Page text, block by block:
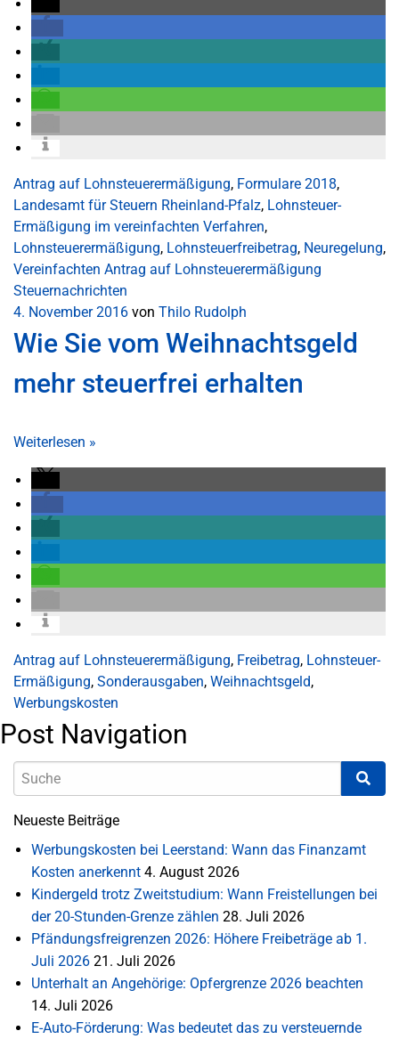
Antrag auf Lohnsteuerermäßigung, Formulare 2018,
Landesamt für Steuern Rheinland-Pfalz, Lohnsteuer-
Ermäßigung im vereinfachten Verfahren,
Lohnsteuerermäßigung, Lohnsteuerfreibetrag, Neuregelung,
Vereinfachten Antrag auf Lohnsteuerermäßigung
Steuernachrichten
4. November 2016 von Thilo Rudolph
Wie Sie vom Weihnachtsgeld
mehr steuerfrei erhalten
Weiterlesen »
Antrag auf Lohnsteuerermäßigung, Freibetrag, Lohnsteuer-
Ermäßigung, Sonderausgaben, Weihnachtsgeld,
Werbungskosten
Post Navigation
Neueste Beiträge
Werbungskosten bei Leerstand: Wann das Finanzamt
Kosten anerkennt 4. August 2026
Kindergeld trotz Zweitstudium: Wann Freistellungen bei
der 20-Stunden-Grenze zählen 28. Juli 2026
Pfändungsfreigrenzen 2026: Höhere Freibeträge ab 1.
Juli 2026 21. Juli 2026
Unterhalt an Angehörige: Opfergrenze 2026 beachten
14. Juli 2026
E-Auto-Förderung: Was bedeutet das zu versteuernde